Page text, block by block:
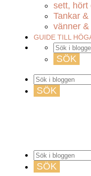
sett, hört
Tankar
vänner &
GUIDE TILL